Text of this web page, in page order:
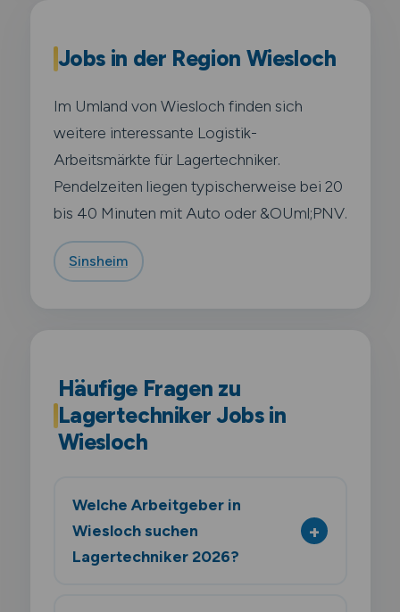
Jobs in der Region Wiesloch
Im Umland von Wiesloch finden sich
weitere interessante Logistik-
Arbeitsmärkte für Lagertechniker.
Pendelzeiten liegen typischerweise bei 20
bis 40 Minuten mit Auto oder &OUml;PNV.
Sinsheim
Häufige Fragen zu
Lagertechniker Jobs in
Wiesloch
Welche Arbeitgeber in
Wiesloch suchen
Lagertechniker 2026?